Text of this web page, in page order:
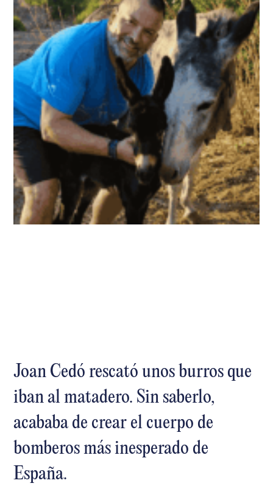
Joan Cedó rescató unos burros que
iban al matadero. Sin saberlo,
acababa de crear el cuerpo de
bomberos más inesperado de
España.